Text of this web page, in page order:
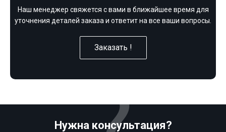
Наш менеджер свяжется с вами в ближайшее время для
уточнения деталей заказа и ответит на все ваши вопросы.
Заказать !
Нужна консультация?